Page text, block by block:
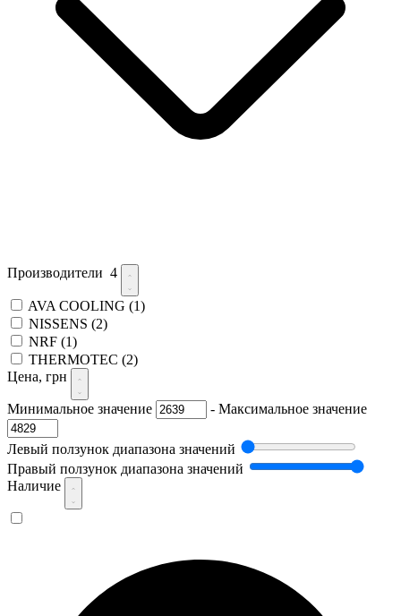
Производители 4
AVA COOLING (1)
NISSENS (2)
NRF (1)
THERMOTEC (2)
Цена, грн
Минимальное значение - Максимальное значение
Левый ползунок диапазона значений
Правый ползунок диапазона значений
Наличие